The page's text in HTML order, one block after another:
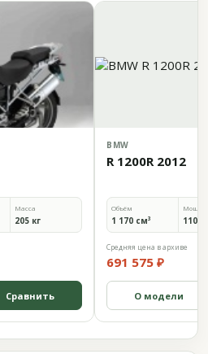
Масса
205 кг
Сравнить
BMW
R 1200R 2012
Объём
1 170 см³ 110
Средняя цена в архиве
691 575 ₽
О модели